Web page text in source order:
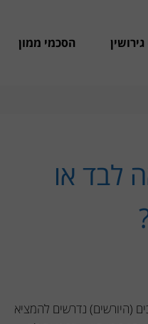
הסכמי ממון
לבד או
הזוכים (היורשים) נדרשים להמציא